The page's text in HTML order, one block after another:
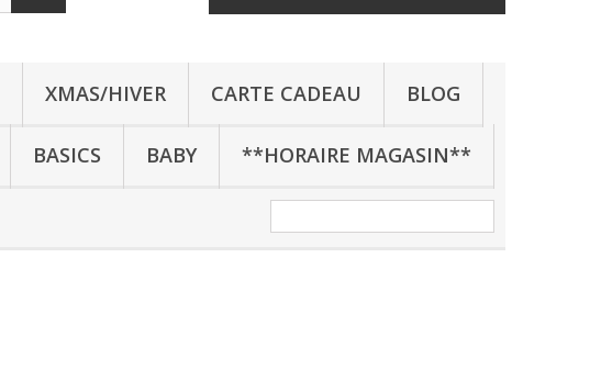
XMAS/HIVER CARTE CADEAU BLOG
BASICS BABY **HORAIRE MAGASIN**